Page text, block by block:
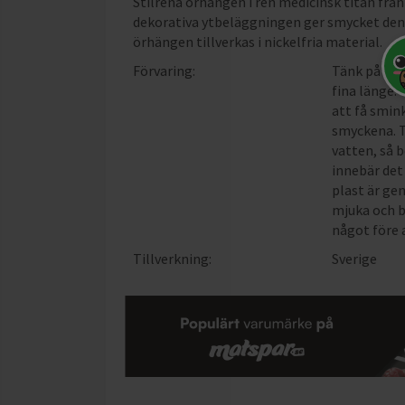
dekorativa ytbeläggningen ger smycket
örhängen tillverkas i nickelfria material.
Förvaring:
Tänk på att
fina länge.
att få
smyckena.
vatten, så
innebär
plast är
mjuka och
något före
Tillverkning:
Sverige